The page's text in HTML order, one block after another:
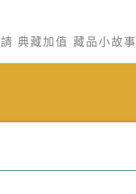
典藏加值 藏品小故事